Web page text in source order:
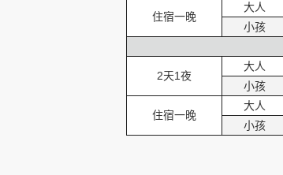
住宿一晚
大人
小孩
2天1夜
大人
小孩
住宿一晚
大人
小孩